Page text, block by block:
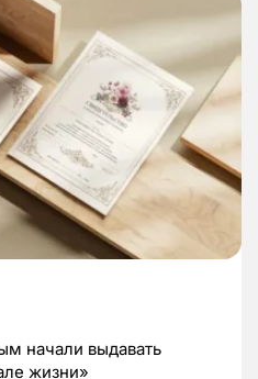
начали выдавать
жизни»